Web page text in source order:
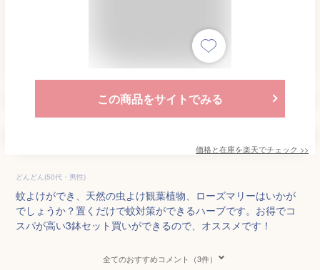
この商品をサイトでみる
価格と在庫を楽天でチェック >>
どんどん(50代・男性)
蚊よけができ、天然の虫よけ観葉植物、ローズマリーはいかが
でしょうか？置くだけで蚊対策ができるハーブです。お得でコ
スパが高い3鉢セット買いができるので、オススメです！
全てのおすすめコメント（3件）